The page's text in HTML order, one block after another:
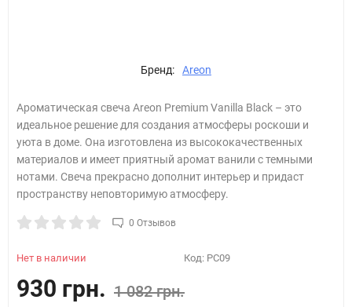
Бренд: Areon
Ароматическая свеча Areon Premium Vanilla Black – это
идеальное решение для создания атмосферы роскоши и
уюта в доме. Она изготовлена из высококачественных
материалов и имеет приятный аромат ванили с темными
нотами. Свеча прекрасно дополнит интерьер и придаст
пространству неповторимую атмосферу.
0 Отзывов
Нет в наличии Код: PC09
930 грн. 1 082 грн.